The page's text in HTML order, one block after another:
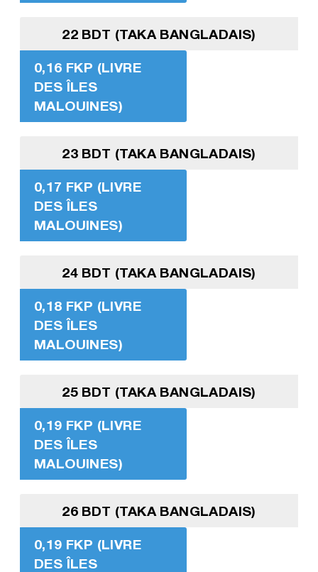
22 BDT (TAKA BANGLADAIS)
0,16 FKP (LIVRE
DES ÎLES
MALOUINES)
23 BDT (TAKA BANGLADAIS)
0,17 FKP (LIVRE
DES ÎLES
MALOUINES)
24 BDT (TAKA BANGLADAIS)
0,18 FKP (LIVRE
DES ÎLES
MALOUINES)
25 BDT (TAKA BANGLADAIS)
0,19 FKP (LIVRE
DES ÎLES
MALOUINES)
26 BDT (TAKA BANGLADAIS)
0,19 FKP (LIVRE
DES ÎLES